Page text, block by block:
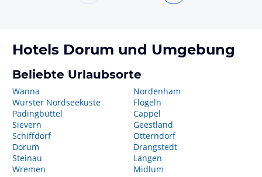
Hotels Dorum und Umgebung
Beliebte Urlaubsorte
Wanna
Wurster Nordseeküste
Padingbüttel
Sievern
Schiffdorf
Dorum
Steinau
Wremen
Nordenham
Flögeln
Cappel
Geestland
Otterndorf
Drangstedt
Langen
Midlum